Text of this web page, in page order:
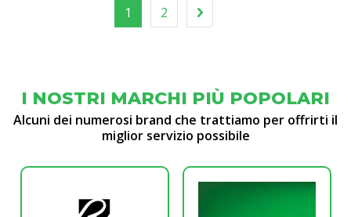
1 2
I NOSTRI MARCHI PIÙ POPOLARI
Alcuni dei numerosi brand che trattiamo per offrirti il
miglior servizio possibile